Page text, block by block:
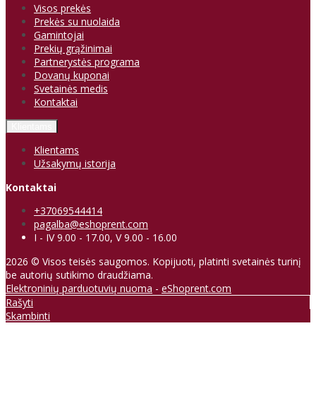
Visos prekės
Prekės su nuolaida
Gamintojai
Prekių grąžinimai
Partnerystės programa
Dovanų kuponai
Svetainės medis
Kontaktai
Klientams
Užsakymų istorija
Kontaktai
+37069544414
pagalba@eshoprent.com
I - IV 9.00 - 17.00, V 9.00 - 16.00
2026 © Visos teisės saugomos. Kopijuoti, platinti svetainės turinį
be autorių sutikimo draudžiama.
Elektroninių parduotuvių nuoma - eShoprent.com
Rašyti
Skambinti